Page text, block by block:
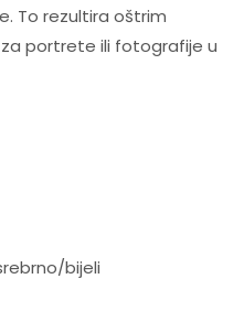
To rezultira oštrim
portrete ili fotografije u
bijeli